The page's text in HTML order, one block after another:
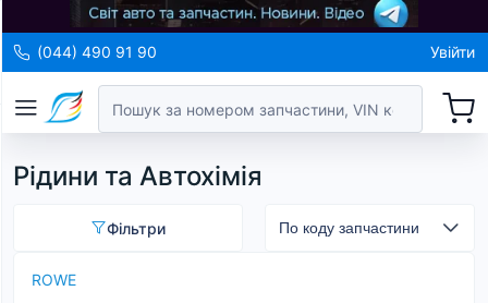
(044) 490 91 90 Увійти
Рідини та Автохімія
Фільтри
ROWE